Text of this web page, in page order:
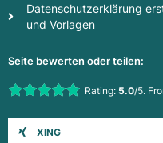
Datenschutzerklärung
und Vorlagen
Seite bewerten oder teilen:
Rate this item:Rating: 5.0/5.
XING